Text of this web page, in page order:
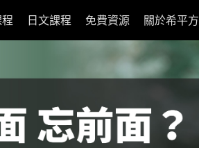
日文課程 免費資源 關於希平方